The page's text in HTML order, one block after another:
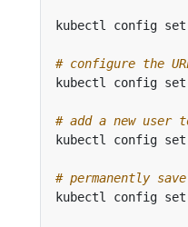
kubectl
# configure the
kubectl config
# add a new user
kubectl config
# permanently
kubectl config